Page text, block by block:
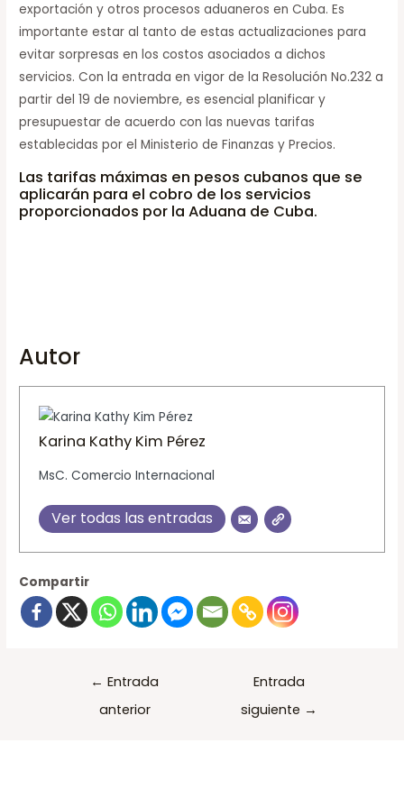
exportación y otros procesos aduaneros en Cuba. Es
importante estar al tanto de estas actualizaciones para
evitar sorpresas en los costos asociados a dichos
servicios. Con la entrada en vigor de la Resolución No.232 a
partir del 19 de noviembre, es esencial planificar y
presupuestar de acuerdo con las nuevas tarifas
establecidas por el Ministerio de Finanzas y Precios.
Las tarifas máximas en pesos cubanos que se
aplicarán para el cobro de los servicios
proporcionados por la Aduana de Cuba.
Autor
Karina Kathy Kim Pérez
MsC. Comercio Internacional
Ver todas las entradas
Compartir
← Entrada
anterior
Entrada
siguiente →